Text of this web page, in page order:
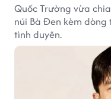
Quốc Trường vừa
núi Bà Đen kèm
tình duyên.